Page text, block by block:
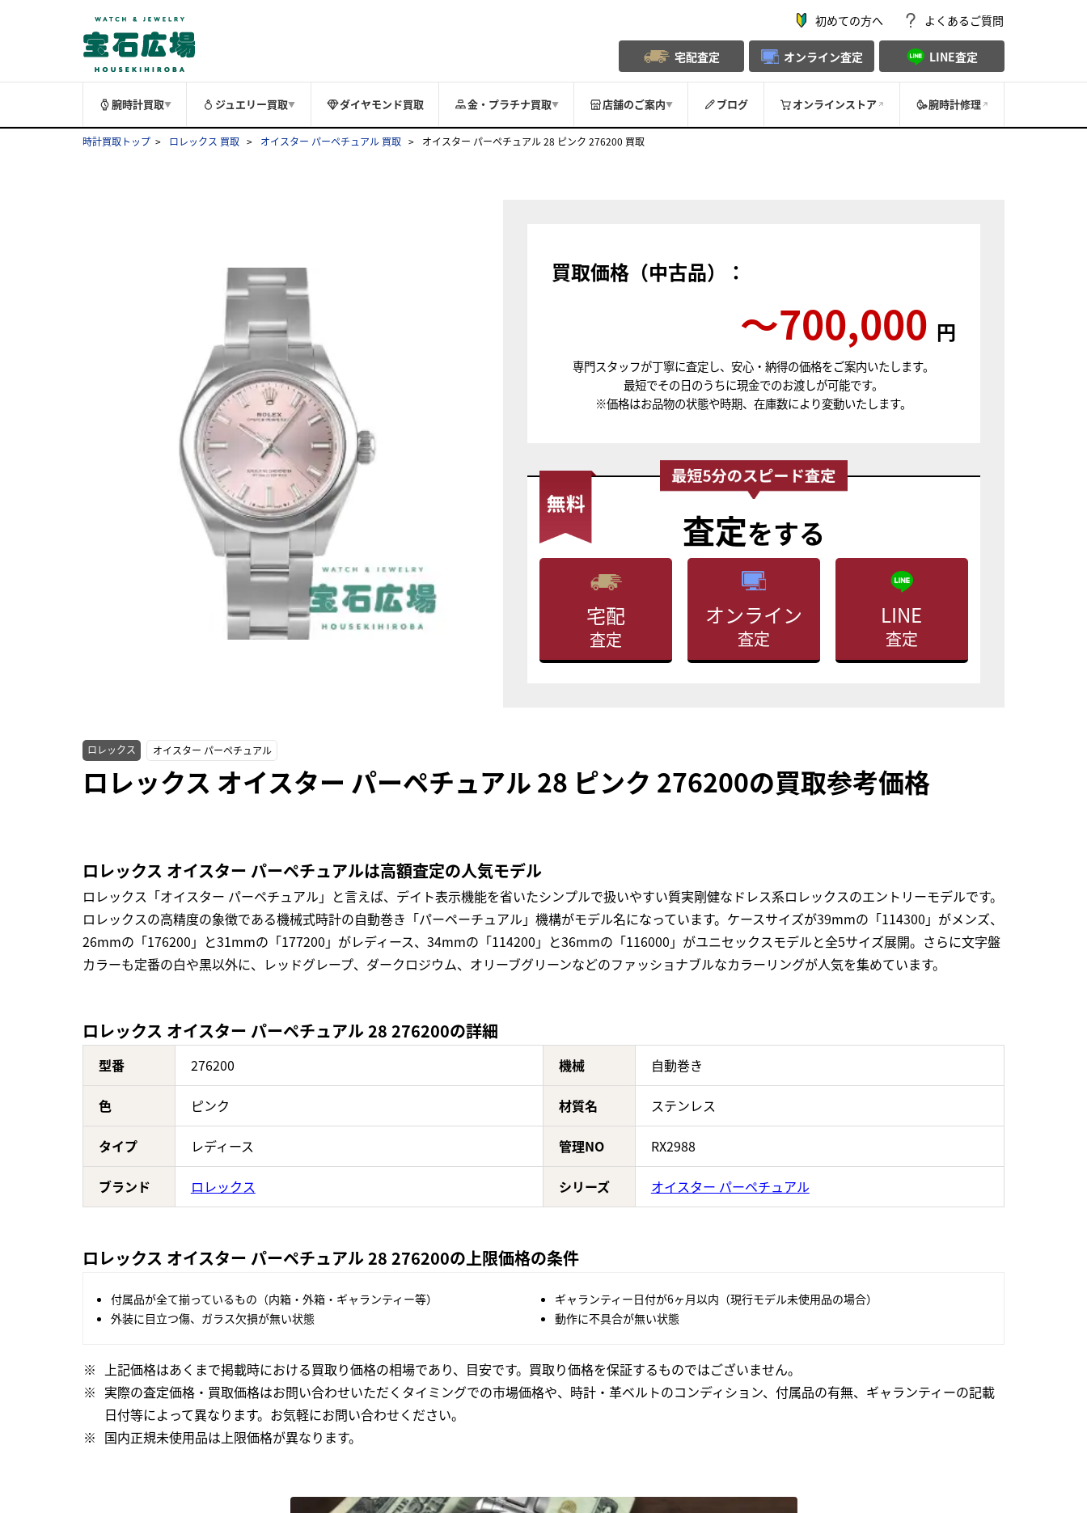
初めての方へ よくあるご質問
宅配査定 オンライン査定 LINE査定
腕時計買取▼ ジュエリー買取▼ ダイヤモンド買取 金・プラチナ買取▼ 店舗のご案内▼ ブログ オンラインストア 腕時計修理
時計買取トップ ロレックス 買取 オイスター パーペチュアル 買取 オイスター パーペチュアル 28 ピンク 276200 買取
買取価格（中古品）：
〜700,000 円
専門スタッフが丁寧に査定し、安心・納得の価格をご案内いたします。
最短でその日のうちに現金でのお渡しが可能です。
※価格はお品物の状態や時期、在庫数により変動いたします。
査定をする
宅配
査定
オンライン
査定
LINE
査定
ロレックス オイスター パーペチュアル
ロレックス オイスター パーペチュアル 28 ピンク 276200の買取参考価格
ロレックス オイスター パーペチュアルは高額査定の人気モデル
ロレックス「オイスター パーペチュアル」と言えば、デイト表示機能を省いたシンプルで扱いやすい質実剛健なドレス系ロレックスのエントリーモデルです。
ロレックスの高精度の象徴である機械式時計の自動巻き「パーペーチュアル」機構がモデル名になっています。ケースサイズが39mmの「114300」がメンズ、
26mmの「176200」と31mmの「177200」がレディース、34mmの「114200」と36mmの「116000」がユニセックスモデルと全5サイズ展開。さらに文字盤
カラーも定番の白や黒以外に、レッドグレープ、ダークロジウム、オリーブグリーンなどのファッショナブルなカラーリングが人気を集めています。
ロレックス オイスター パーペチュアル 28 276200の詳細
型番 276200 機械 自動巻き
色 ピンク 材質名 ステンレス
タイプ レディース 管理NO RX2988
ブランド ロレックス シリーズ オイスター パーペチュアル
ロレックス オイスター パーペチュアル 28 276200の上限価格の条件
付属品が全て揃っているもの（内箱・外箱・ギャランティー等）
ギャランティー日付が6ヶ月以内（現行モデル未使用品の場合）
外装に目立つ傷、ガラス欠損が無い状態
動作に不具合が無い状態
上記価格はあくまで掲載時における買取り価格の相場であり、目安です。買取り価格を保証するものではございません。
実際の査定価格・買取価格はお問い合わせいただくタイミングでの市場価格や、時計・革ベルトのコンディション、付属品の有無、ギャランティーの記載
日付等によって異なります。お気軽にお問い合わせください。
国内正規未使用品は上限価格が異なります。